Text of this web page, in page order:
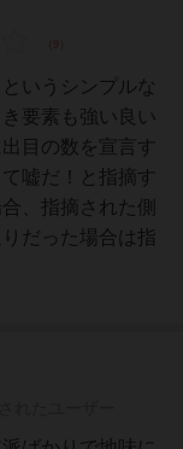
いうシンプルな
要素も強い良い
目の数を宣言す
嘘だ！と指摘す
、指摘された側
だった場合は指